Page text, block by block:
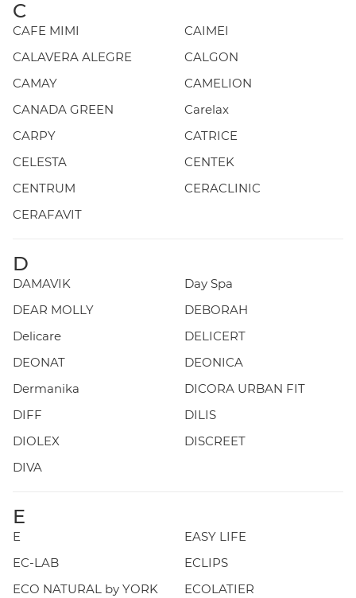
C
CAFE MIMI
CAIMEI
CALAVERA ALEGRE
CALGON
CAMAY
CAMELION
CANADA GREEN
Carelax
CARPY
CATRICE
CELESTA
CENTEK
CENTRUM
CERACLINIC
CERAFAVIT
D
DAMAVIK
Day Spa
DEAR MOLLY
DEBORAH
Delicare
DELICERT
DEONAT
DEONICA
Dermanika
DICORA URBAN FIT
DIFF
DILIS
DIOLEX
DISCREET
DIVA
E
E
EASY LIFE
EC-LAB
ECLIPS
ECO NATURAL by YORK
ECOLATIER